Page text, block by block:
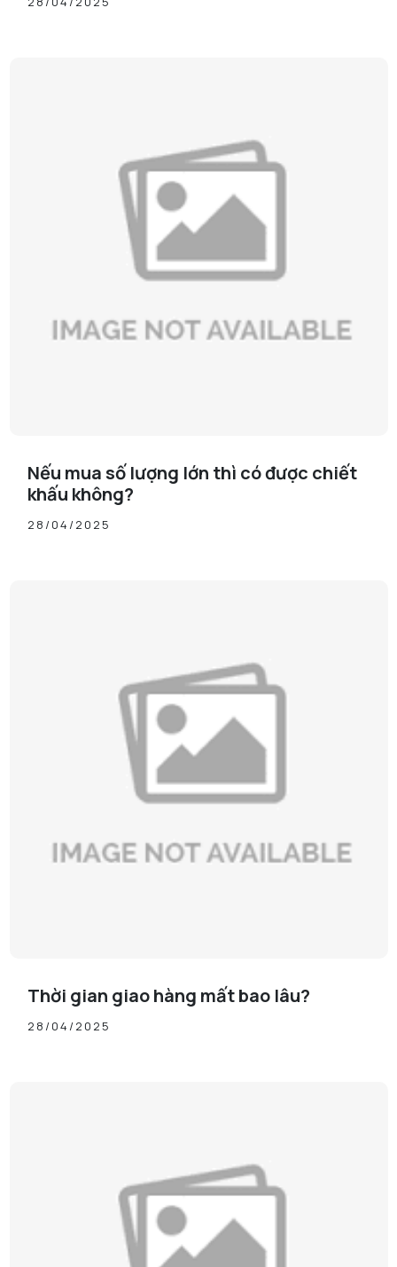
Nếu mua số lượng lớn thì có được chiết
khấu không?
28/04/2025
Thời gian giao hàng mất bao lâu?
28/04/2025